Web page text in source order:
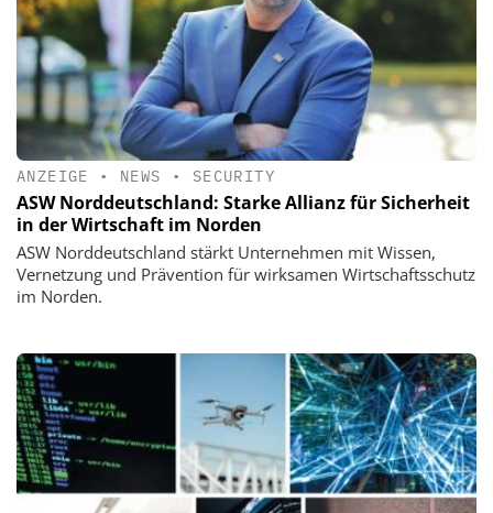
ANZEIGE • NEWS • SECURITY
ASW Norddeutschland: Starke Allianz für Sicherheit
in der Wirtschaft im Norden
ASW Norddeutschland stärkt Unternehmen mit Wissen,
Vernetzung und Prävention für wirksamen Wirtschaftsschutz
im Norden.